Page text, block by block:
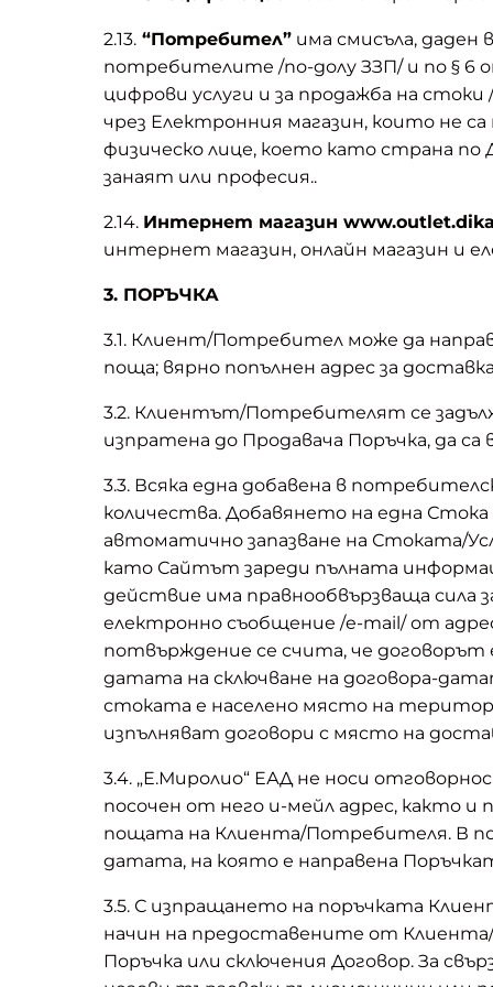
2.13.“Потребител”има смисъла, даден
потребителите /по-долу ЗЗП/ и по § 6
цифрови услуги и за продажба на
чрез Електронния магазин, които не
физическо лице, което като страна по
занаят или професия..
2.14. Интернет магазин
интернет магазин, онлайн магазин и
3. ПОРЪЧКА
3.1. Клиент/Потребител може да
поща; вярно попълнен адрес за
3.2. Клиентът/Потребителят се
изпратена до Продавача Поръчка, да
3.3. Всяка една добавена в
количества. Добавянето на една
автоматично запазване на Стоката/
като Сайтът зареди пълната
действие има правнообвързваща
електронно съобщение /e-mail/ от
потвърждение се счита, че договорът
датата на сключване на договора-
стоката е населено място на
изпълняват договори с място на
3.4. „Е.Миролио“ ЕАД не носи
посочен от него и-мейл адрес, както
пощата на Клиента/Потребителя. В
датата, на която е направена
3.5. С изпращането на поръчката
начин на предоставените от
Поръчка или сключения Договор. За